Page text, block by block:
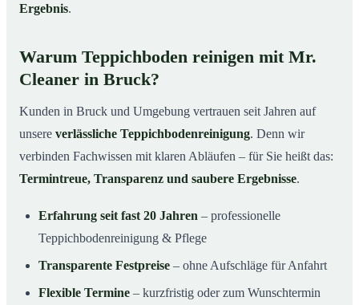
Ergebnis.
Warum Teppichboden reinigen mit Mr.
Cleaner in Bruck?
Kunden in Bruck und Umgebung vertrauen seit Jahren auf
unsere verlässliche Teppichbodenreinigung. Denn wir
verbinden Fachwissen mit klaren Abläufen – für Sie heißt das:
Termintreue, Transparenz und saubere Ergebnisse.
Erfahrung seit fast 20 Jahren – professionelle
Teppichbodenreinigung & Pflege
Transparente Festpreise – ohne Aufschläge für Anfahrt
Flexible Termine – kurzfristig oder zum Wunschtermin